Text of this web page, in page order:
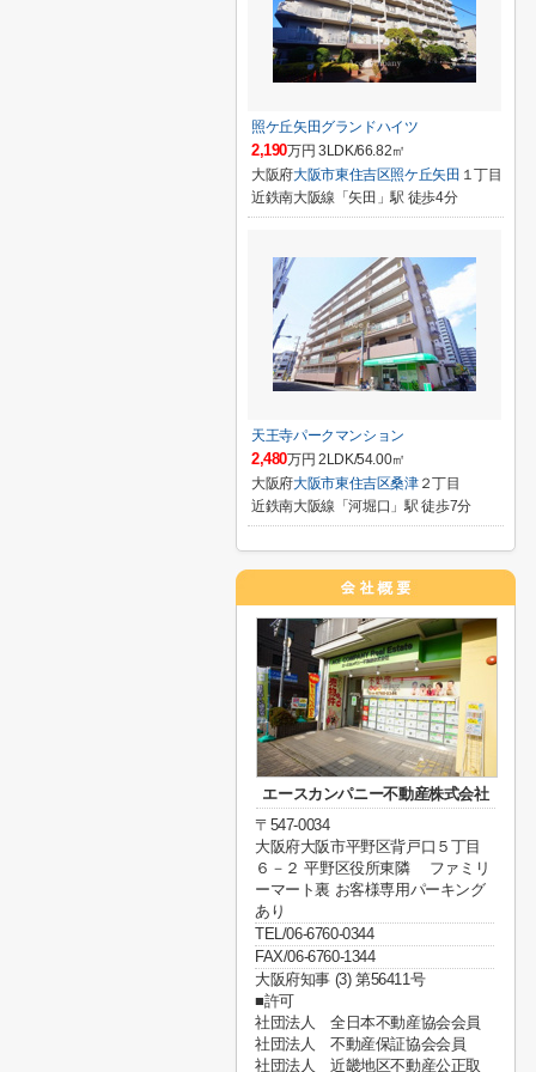
照ケ丘矢田グランドハイツ
2,190万円 3LDK/66.82㎡
大阪府大阪市東住吉区照ケ丘矢田 １丁目
近鉄南大阪線「矢田」駅 徒歩4分
天王寺パークマンション
2,480万円 2LDK/54.00㎡
大阪府大阪市東住吉区桑津２丁目
近鉄南大阪線「河堀口」駅 徒歩7分
エースカンパニー不動産株式会社
〒547-0034
大阪府大阪市平野区背戸口５丁目
６－２ 平野区役所東隣 ファミリ
ーマート裏 お客様専用パーキング
あり
TEL/06-6760-0344
FAX/06-6760-1344
大阪府知事 (3) 第56411号
■許可
社団法人 全日本不動産協会会員
社団法人 不動産保証協会会員
社団法人 近畿地区不動産公正取